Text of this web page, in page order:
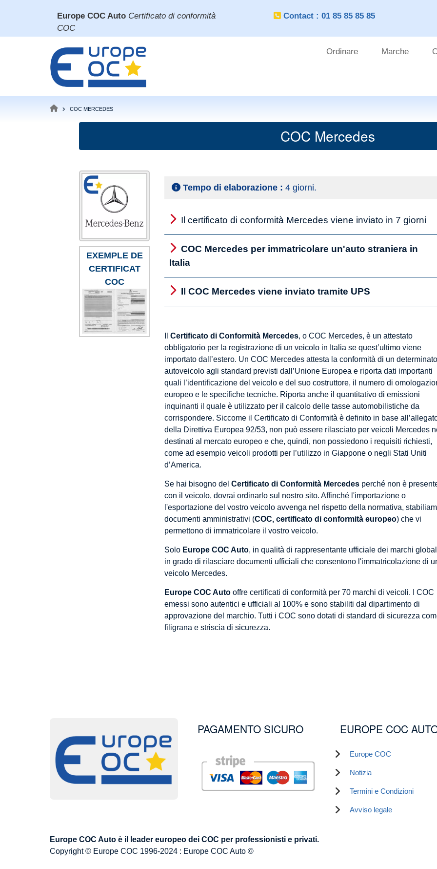
Europe COC Auto Certificato di conformità
COC
Contact : 01 85 85 85 85
Ordinare Marche
BRICIOLE
PANE
COC MERCEDES
COC Mercedes
EXEMPLE DE
CERTIFICAT
COC
Tempo di elaborazione : 4 giorni.
Il certificato di conformità Mercedes viene inviato in 7 giorni
COC Mercedes per immatricolare un'auto straniera in
Italia
Il COC Mercedes viene inviato tramite UPS
Certificato di Conformità Mercedes, o COC Mercedes, è un attestato
obbligatorio per la registrazione di un veicolo in Italia se quest’ultimo viene
importato dall’estero. Un COC Mercedes attesta la conformità di un determinato
autoveicolo agli standard previsti dall’Unione Europea e riporta dati importanti
quali l’identificazione del veicolo e del suo costruttore, il numero di
europeo e le specifiche tecniche. Riporta anche il quantitativo di emissioni
inquinanti il quale è utilizzato per il calcolo delle tasse automobilistiche da
corrispondere. Siccome il Certificato di Conformità è definito in base
della Direttiva Europea 92/53, non può essere rilasciato per veicoli Mercedes
destinati al mercato europeo e che, quindi, non possiedono i requisiti richiesti,
come ad esempio veicoli prodotti per l’utilizzo in Giappone o negli Stati Uniti
d’America.
Se hai bisogno del Certificato di Conformità Mercedes perché non è
con il veicolo, dovrai ordinarlo sul nostro sito. Affinché l'importazione o
l'esportazione del vostro veicolo avvenga nel rispetto della normativa,
documenti amministrativi (COC, certificato di conformità europeo) che vi
permettono di immatricolare il vostro veicolo.
Solo Europe COC Auto, in qualità di rappresentante ufficiale dei marchi
in grado di rilasciare documenti ufficiali che consentono l'immatricolazione di
veicolo Mercedes.
Europe COC Auto offre certificati di conformità per 70 marchi di veicoli. I COC
emessi sono autentici e ufficiali al 100% e sono stabiliti dal dipartimento di
approvazione del marchio. Tutti i COC sono dotati di standard di sicurezza
filigrana e striscia di sicurezza.
Image PAGAMENTO SICURO EUROPE COC
Europe COC
Notizia
Termini e Condizioni
Avviso legale
Europe COC Auto è il leader europeo dei COC per professionisti e privati.
Copyright © Europe COC 1996-2024 : Europe COC Auto ©